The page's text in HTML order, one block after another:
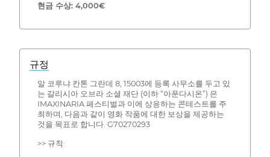
현금 수상: 4,000€
규정
알 코루냐 칸톤 그란데 8, 15003에 등록 사무소를 두고 있
는 갈리시아 오브라 소셜 재단 (이하 “아푼다시온”) 은
IMAXINARIA 페스티벌과 이에 상응하는 콘테스트를 주
최하며, 다음과 같이 영화 작품에 대한 보상을 제공하는
것을 목표로 합니다. G70270293
>> 규칙: